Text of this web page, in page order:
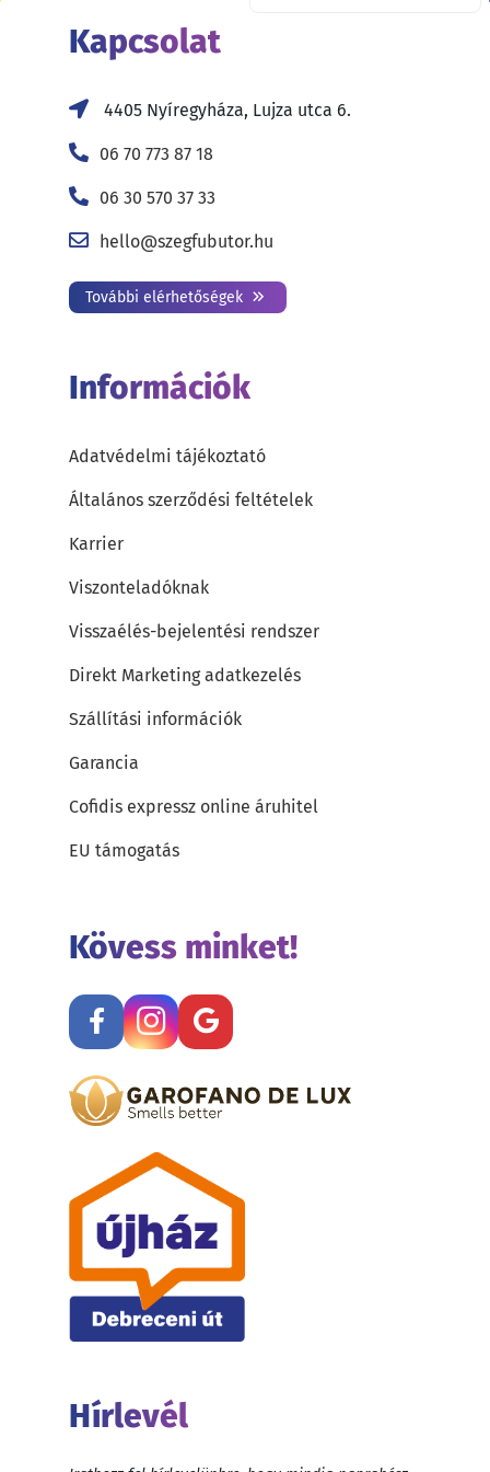
Kapcsolat
4405 Nyíregyháza, Lujza utca 6.
06 70 773 87 18
06 30 570 37 33
hello@szegfubutor.hu
További elérhetőségek
Információk
Adatvédelmi tájékoztató
Általános szerződési feltételek
Karrier
Viszonteladóknak
Visszaélés-bejelentési rendszer
Direkt Marketing adatkezelés
Szállítási információk
Garancia
Cofidis expressz online áruhitel
EU támogatás
Kövess minket!
Hírlevél